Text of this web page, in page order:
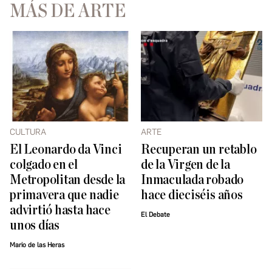
MÁS DE ARTE
CULTURA
El Leonardo da Vinci
colgado en el
Metropolitan desde la
primavera que nadie
advirtió hasta hace
unos días
Mario de las Heras
ARTE
Recuperan un retablo
de la Virgen de la
Inmaculada robado
hace dieciséis años
El Debate